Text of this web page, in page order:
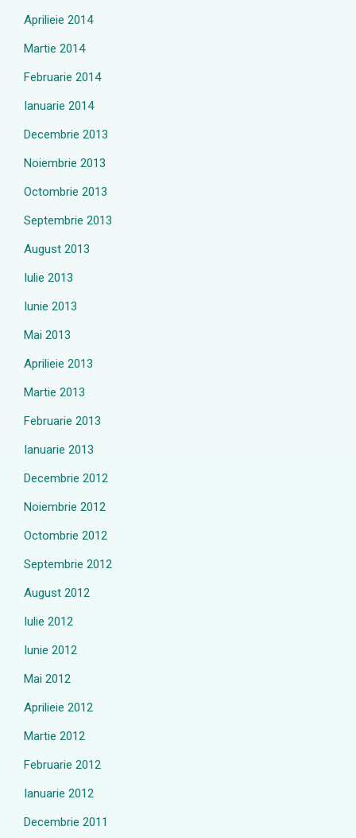
Aprilieie 2014
Martie 2014
Februarie 2014
Ianuarie 2014
Decembrie 2013
Noiembrie 2013
Octombrie 2013
Septembrie 2013
August 2013
Iulie 2013
Iunie 2013
Mai 2013
Aprilieie 2013
Martie 2013
Februarie 2013
Ianuarie 2013
Decembrie 2012
Noiembrie 2012
Octombrie 2012
Septembrie 2012
August 2012
Iulie 2012
Iunie 2012
Mai 2012
Aprilieie 2012
Martie 2012
Februarie 2012
Ianuarie 2012
Decembrie 2011